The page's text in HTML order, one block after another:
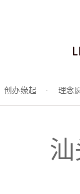
创办缘起 · 理念